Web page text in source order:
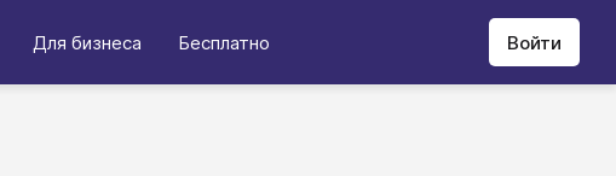
Для бизнеса Бесплатно Войти